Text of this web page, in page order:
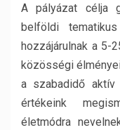
A pályázat célja
belföldi
hozzájárulnak a 5-
közösségi
a szabadidő aktív
értékeink
életmódra